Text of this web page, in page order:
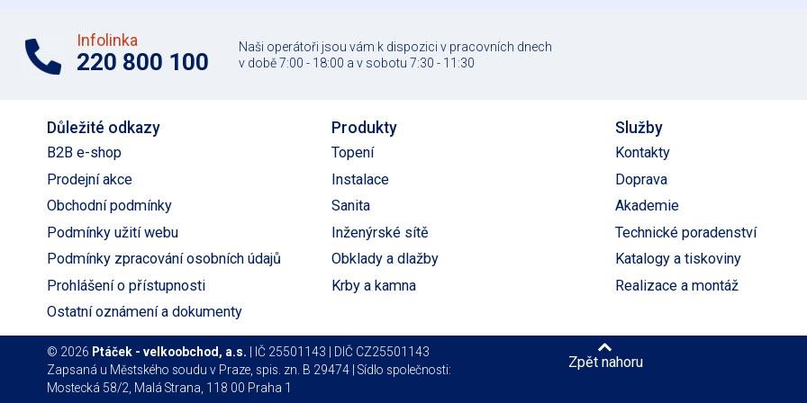
Infolinka
220 800 100
Naši operátoři jsou vám k dispozici v pracovních dnech
v době 7:00 - 18:00 a v sobotu 7:30 - 11:30
Důležité odkazy
B2B e-shop
Prodejní akce
Obchodní podmínky
Podmínky užití webu
Podmínky zpracování osobních údajů
Prohlášení o přístupnosti
Ostatní oznámení a dokumenty
Produkty
Topení
Instalace
Sanita
Inženýrské sítě
Obklady a dlažby
Krby a kamna
Služby
Kontakty
Doprava
Akademie
Technické poradenství
Katalogy a tiskoviny
Realizace a montáž
© 2026 Ptáček - velkoobchod, a.s. | IČ 25501143 | DIČ CZ25501143
Zapsaná u Městského soudu v Praze, spis. zn. B 29474 | Sídlo společnosti:
Mostecká 58/2, Malá Strana, 118 00 Praha 1
Zpět nahoru